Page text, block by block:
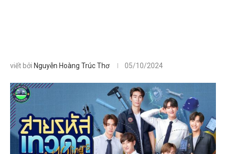
viết bởi Nguyễn Hoàng Trúc Thơ 05/10/2024